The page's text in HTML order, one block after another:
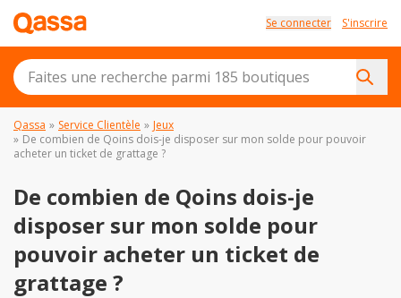
Se connecter S'inscrire
Qassa » Service Clientèle » Jeux
» De combien de Qoins dois-je disposer sur mon solde pour pouvoir
acheter un ticket de grattage ?
De combien de Qoins dois-je
disposer sur mon solde pour
pouvoir acheter un ticket de
grattage ?